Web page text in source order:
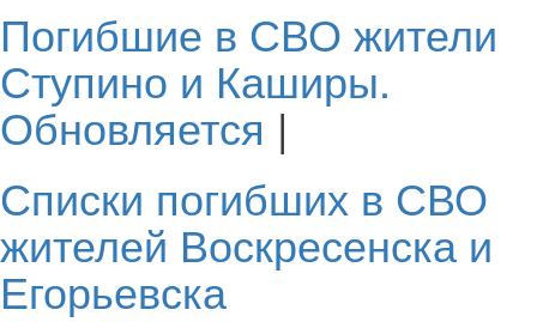
Погибшие в СВО жители
Ступино и Каширы.
Обновляется |
Списки погибших в СВО
жителей Воскресенска и
Егорьевска